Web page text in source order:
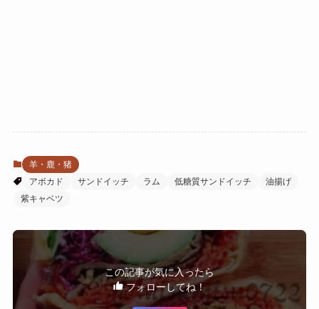
羊・鹿・猪
アボカド
サンドイッチ ラム 低糖質サンドイッチ
油揚げ
紫キャベツ
この記事が気に入ったら
フォローしてね！